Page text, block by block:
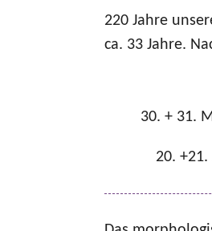
220 Jahre
ca. 33 Jahre.
30. + 31.
20.